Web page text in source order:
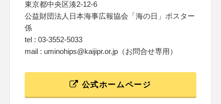
東京都中央区湊2-12-6
公益財団法人日本海事広報協会「海の日」ポスター
係
tel : 03-3552-5033
mail : uminohips@kaijipr.or.jp（お問合せ専用）
公式ホームページ